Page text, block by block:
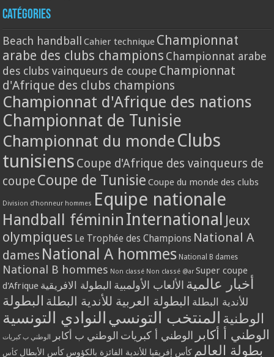
Catégories
Beach handball Cahier technique Championnat
arabe des clubs champions Championnat arabe
des clubs vainqueurs de coupe Championnat
d'Afrique des clubs champions
Championnat d'Afrique des nations
Championnat de Tunisie
Championnat du monde Clubs
tunisiens Coupe d'Afrique des vainqueurs de
coupe Coupe de Tunisie Coupe du monde des clubs
Division d'honneur hommes Equipe nationale
Handball féminin International
Jeux
olympiques Le Trophée des Champions National A
dames National A hommes National B dames
National B hommes Non classé Non classé @ar Super coupe
d'Afrique
أخبار عالمية الألعاب الأولمبية البطولة الافريقية
للأندية البطلة البطولة العربية للأندية البطلة البطولة
الوطنية المنتخب التونسي النوادي التونسية
الوطني أ أكابر الوطني أ كبريات الوطني ب أكابر الوطني ب كبريات
بطولة العالم كأس إفريقيا للأندية الفائزة بالكؤوس كأس الأبطال كأس